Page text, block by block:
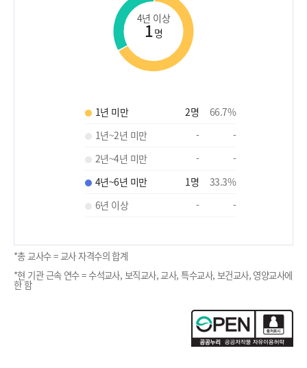
4년 이상
1명
1년 미만 2명 66.7%
1년~2년 미만
-
-
2년~4년 미만
-
-
4년~6년 미만
1명 33.3%
6년 이상
- -
*총 교사수 = 교사 자격수의 합계
*현 기관 근속 연수 = 수석교사, 보직교사, 교사, 특수교사, 보건교사, 영양교사에
한 함